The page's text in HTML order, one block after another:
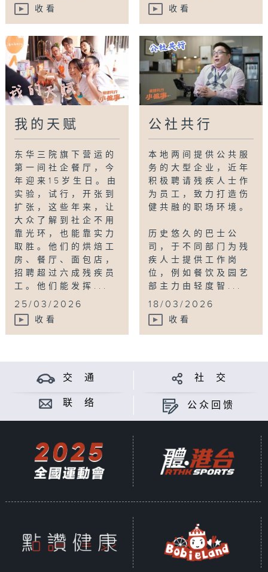
收看 收看
我的天赋
东华三院旗下营运的
第一间社企餐厅，今
年迎来15岁生日。由
实验，试行，开张到
扩张，这些年来，让
大众了解到社企不用
靠光环，也能靠实力
取胜。他们的烘焙工
房、餐厅、面包店，
招聘超过六成残疾员
工。他们能发挥...
25/03/2026
收看
公社共行
本地两间提供公共服
务的大型企业，近年
积极聘请残疾人士作
为员工，致力打造伤
健共融的职场环境。
历史悠久的巴士公
司，于不同部门为残
疾人士提供工作岗
位，例如餐饮及园艺
部主力由轻度智...
18/03/2026
收看
交 通 社 交
联 络 公众回馈